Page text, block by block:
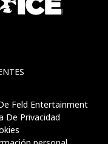
Feld Entertainment
De Privacidad